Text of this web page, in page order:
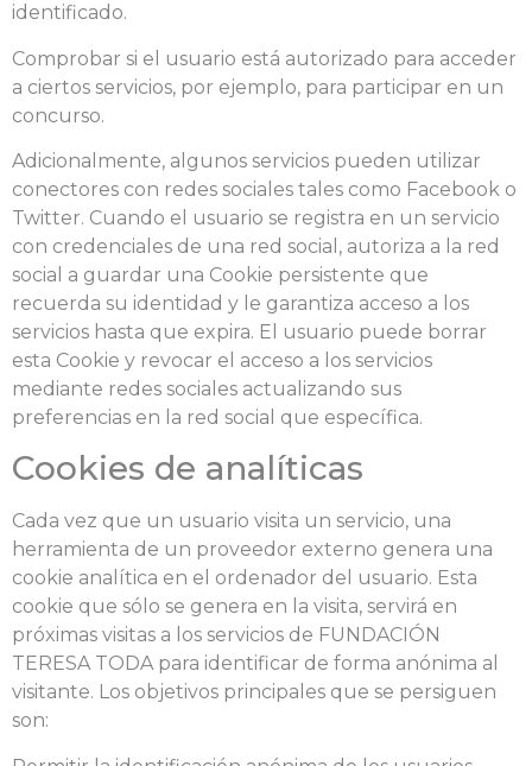
identificado.
Comprobar si el usuario está autorizado para acceder
a ciertos servicios, por ejemplo, para participar en un
concurso.
Adicionalmente, algunos servicios pueden utilizar
conectores con redes sociales tales como Facebook o
Twitter. Cuando el usuario se registra en un servicio
con credenciales de una red social, autoriza a la red
social a guardar una Cookie persistente que
recuerda su identidad y le garantiza acceso a los
servicios hasta que expira. El usuario puede borrar
esta Cookie y revocar el acceso a los servicios
mediante redes sociales actualizando sus
preferencias en la red social que específica.
Cookies de analíticas
Cada vez que un usuario visita un servicio, una
herramienta de un proveedor externo genera una
cookie analítica en el ordenador del usuario. Esta
cookie que sólo se genera en la visita, servirá en
próximas visitas a los servicios de FUNDACIÓN
TERESA TODA para identificar de forma anónima al
visitante. Los objetivos principales que se persiguen
son: